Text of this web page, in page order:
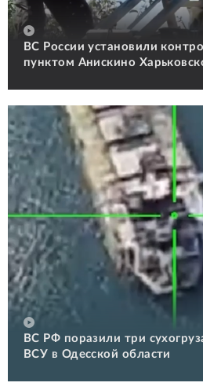
ВС России установили
пунктом Анискино
ВС РФ поразили три
ВСУ в Одесской области